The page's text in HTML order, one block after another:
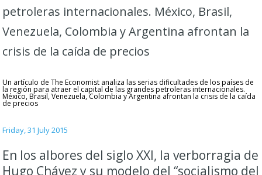
petroleras internacionales. México, Brasil,
Venezuela, Colombia y Argentina afrontan la
crisis de la caída de precios
Un artículo de The Economist analiza las serias dificultades de los países de
la región para atraer el capital de las grandes petroleras internacionales.
México, Brasil, Venezuela, Colombia y Argentina afrontan la crisis de la caída
de precios
Friday, 31 July 2015
En los albores del siglo XXI, la verborragia de
Hugo Chávez y su modelo del “socialismo del